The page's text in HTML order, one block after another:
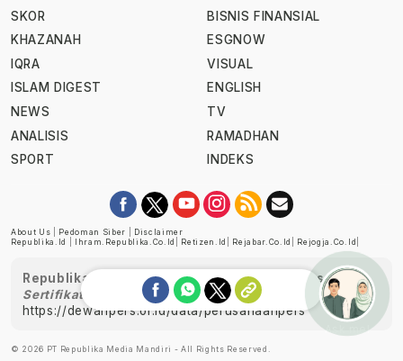
SKOR
KHAZANAH
IQRA
ISLAM DIGEST
NEWS
ANALISIS
SPORT
BISNIS FINANSIAL
ESGNOW
VISUAL
ENGLISH
TV
RAMADHAN
INDEKS
About Us Pedoman Siber
Disclaimer
Republika.id
Ihram.republika.co.id Retizen.id Rejabar.co.id Rejogja.co.id
Republika telah diverifikasi oleh Dewan Pers
Sertifikat Nomor 1058/DP-Verifikasi/K/XII/2022
https://dewanpers.or.id/data/perusahaanpers
© 2026 PT Republika Media Mandiri - All Rights Reserved.
Ask me!